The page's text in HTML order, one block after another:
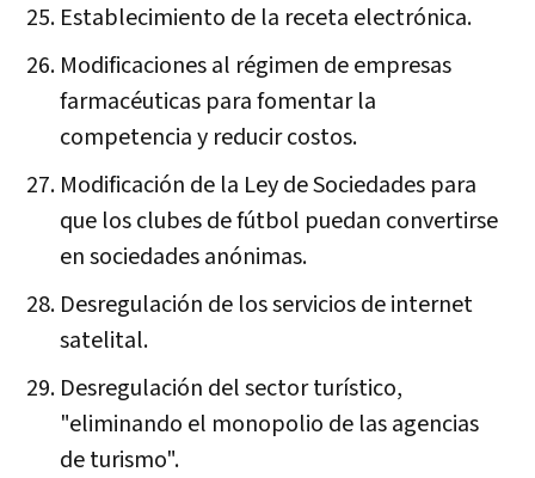
Establecimiento de la receta electrónica.
Modificaciones al régimen de empresas
farmacéuticas para fomentar la
competencia y reducir costos.
Modificación de la Ley de Sociedades para
que los clubes de fútbol puedan convertirse
en sociedades anónimas.
Desregulación de los servicios de internet
satelital.
Desregulación del sector turístico,
"eliminando el monopolio de las agencias
de turismo".